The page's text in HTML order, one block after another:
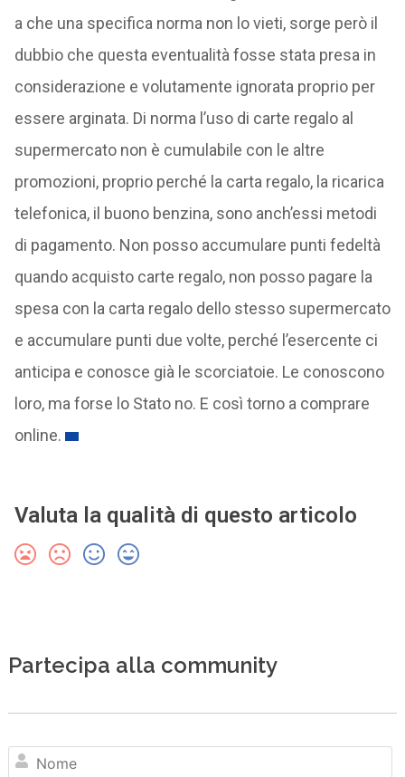
a che una specifica norma non lo vieti, sorge però il
dubbio che questa eventualità fosse stata presa in
considerazione e volutamente ignorata proprio per
essere arginata. Di norma l’uso di carte regalo al
supermercato non è cumulabile con le altre
promozioni, proprio perché la carta regalo, la ricarica
telefonica, il buono benzina, sono anch’essi metodi
di pagamento. Non posso accumulare punti fedeltà
quando acquisto carte regalo, non posso pagare la
spesa con la carta regalo dello stesso supermercato
e accumulare punti due volte, perché l’esercente ci
anticipa e conosce già le scorciatoie. Le conoscono
loro, ma forse lo Stato no. E così torno a comprare
online.
Valuta la qualità di questo articolo
Partecipa alla community